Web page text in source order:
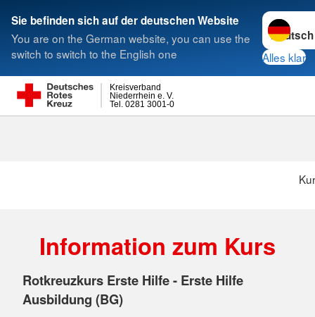
Sie befinden sich auf der deutschen Website
You are on the German website, you can use the
switch to switch to the English one
Sprache
Alles klar
Tel. 0281 3001-0
Niederrhein e. V.
Kreisverband
Suche
Information zum Kurs
Rotkreuzkurs Erste Hilfe - Erste Hilfe
Ausbildung (BG)